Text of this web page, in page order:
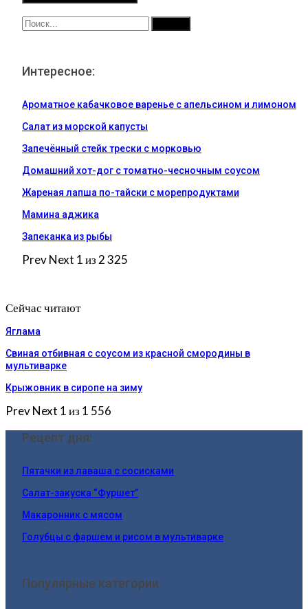
Интересное:
Ароматное кабачковое варенье с апельсином и лимоном
Салат из морской капусты
Запечённый стейк трески с морковью
Домашний хот-дог с томатно-чесночным соусом
Жареная лапша по-тайски с морепродуктами
Мамина аджика
Запеканка из рыбы
PrevNext 1 из 2 325
Сейчас читают
Яглама
Свиная отбивная с соусом из красной смородины в
мультиварке
Крыжовник в сиропе на зиму
PrevNext 1 из 1 556
Рецепт дня:
Пятачки из лаваша с сосисками
Салат-закуска “Фуршет”
Макаронник с мясом
Голубцы с фаршем и рисом в мультиварке
Популярные категории